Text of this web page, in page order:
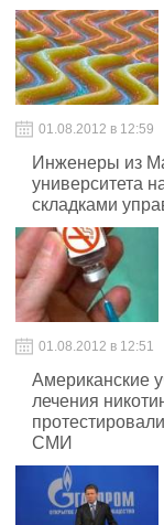
01.08.2012 в 12:59
Инженеры из
университета
складками
01.08.2012 в 12:51
Американские
лечения
СМИ